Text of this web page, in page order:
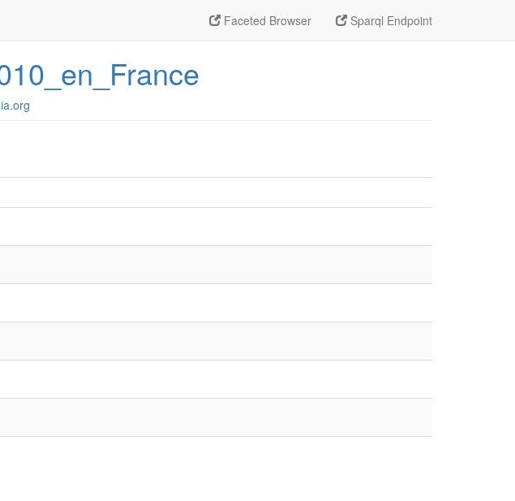
Faceted Browser Sparql Endpoint